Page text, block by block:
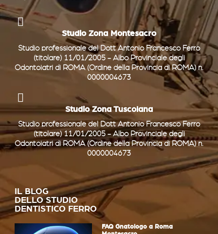
Studio Zona Montesacro
Studio professionale del Dott Antonio Francesco Ferro
(titolare) 11/01/2005 - Albo Provinciale degli
Odontoiatri di ROMA (Ordine della Provincia di ROMA) n.
0000004673
Studio Zona Tuscolana
Studio professionale del Dott Antonio Francesco Ferro
(titolare) 11/01/2005 - Albo Provinciale degli
Odontoiatri di ROMA (Ordine della Provincia di ROMA) n.
0000004673
IL BLOG
DELLO STUDIO
DENTISTICO FERRO
FAQ Gnatologo a Roma